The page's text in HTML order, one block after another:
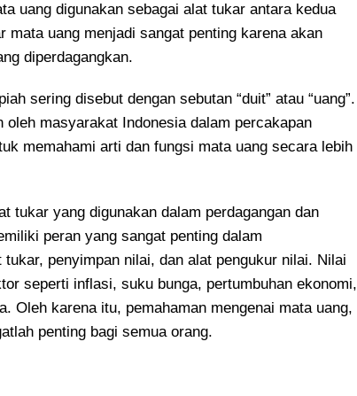
uang digunakan sebagai alat tukar antara kedua
uang menjadi sangat penting karena akan
diperdagangkan.
sering disebut dengan sebutan “duit” atau “uang”.
masyarakat Indonesia dalam percakapan
memahami arti dan fungsi mata uang secara lebih
tukar yang digunakan dalam perdagangan dan
peran yang sangat penting dalam
penyimpan nilai, dan alat pengukur nilai. Nilai
seperti inflasi, suku bunga, pertumbuhan ekonomi,
Oleh karena itu, pemahaman mengenai mata uang,
penting bagi semua orang.